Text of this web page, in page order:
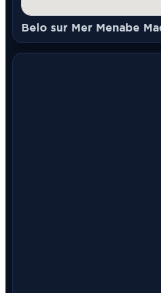
Belo sur Mer Menabe